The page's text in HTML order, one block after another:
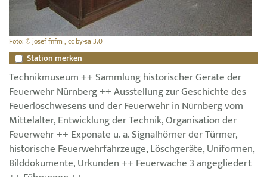
Foto: © josef fnfm , cc by-sa 3.0
Station merken
Technikmuseum ++ Sammlung historischer Geräte der
Feuerwehr Nürnberg ++ Ausstellung zur Geschichte des
Feuerlöschwesens und der Feuerwehr in Nürnberg vom
Mittelalter, Entwicklung der Technik, Organisation der
Feuerwehr ++ Exponate u. a. Signalhörner der Türmer,
historische Feuerwehrfahrzeuge, Löschgeräte, Uniformen,
Bilddokumente, Urkunden ++ Feuerwache 3 angegliedert